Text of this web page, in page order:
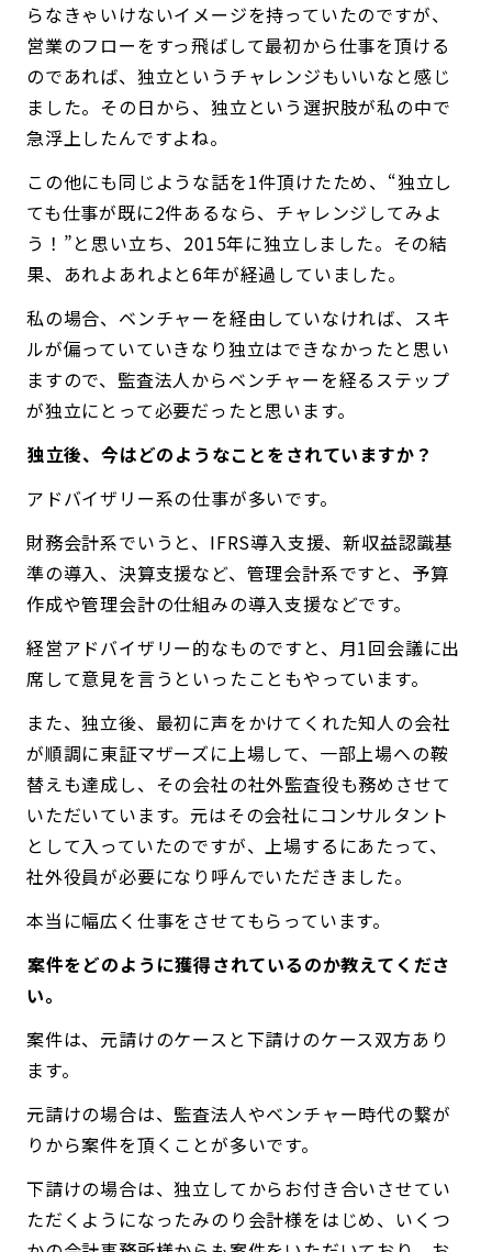
らなきゃいけないイメージを持っていたのですが、
営業のフローをすっ飛ばして最初から仕事を頂ける
のであれば、独立というチャレンジもいいなと感じ
ました。その日から、独立という選択肢が私の中で
急浮上したんですよね。
この他にも同じような話を1件頂けたため、“独立し
ても仕事が既に2件あるなら、チャレンジしてみよ
う！”と思い立ち、2015年に独立しました。その結
果、あれよあれよと6年が経過していました。
私の場合、ベンチャーを経由していなければ、スキ
ルが偏っていていきなり独立はできなかったと思い
ますので、監査法人からベンチャーを経るステップ
が独立にとって必要だったと思います。
――独立後、今はどのようなことをされていますか？
アドバイザリー系の仕事が多いです。
財務会計系でいうと、IFRS導入支援、新収益認識基
準の導入、決算支援など、管理会計系ですと、予算
作成や管理会計の仕組みの導入支援などです。
経営アドバイザリー的なものですと、月1回会議に出
席して意見を言うといったこともやっています。
また、独立後、最初に声をかけてくれた知人の会社
が順調に東証マザーズに上場して、一部上場への鞍
替えも達成し、その会社の社外監査役も務めさせて
いただいています。元はその会社にコンサルタント
として入っていたのですが、上場するにあたって、
社外役員が必要になり呼んでいただきました。
本当に幅広く仕事をさせてもらっています。
――案件をどのように獲得されているのか教えてくださ
い。
案件は、元請けのケースと下請けのケース双方あり
ます。
元請けの場合は、監査法人やベンチャー時代の繋が
りから案件を頂くことが多いです。
下請けの場合は、独立してからお付き合いさせてい
ただくようになったみのり会計様をはじめ、いくつ